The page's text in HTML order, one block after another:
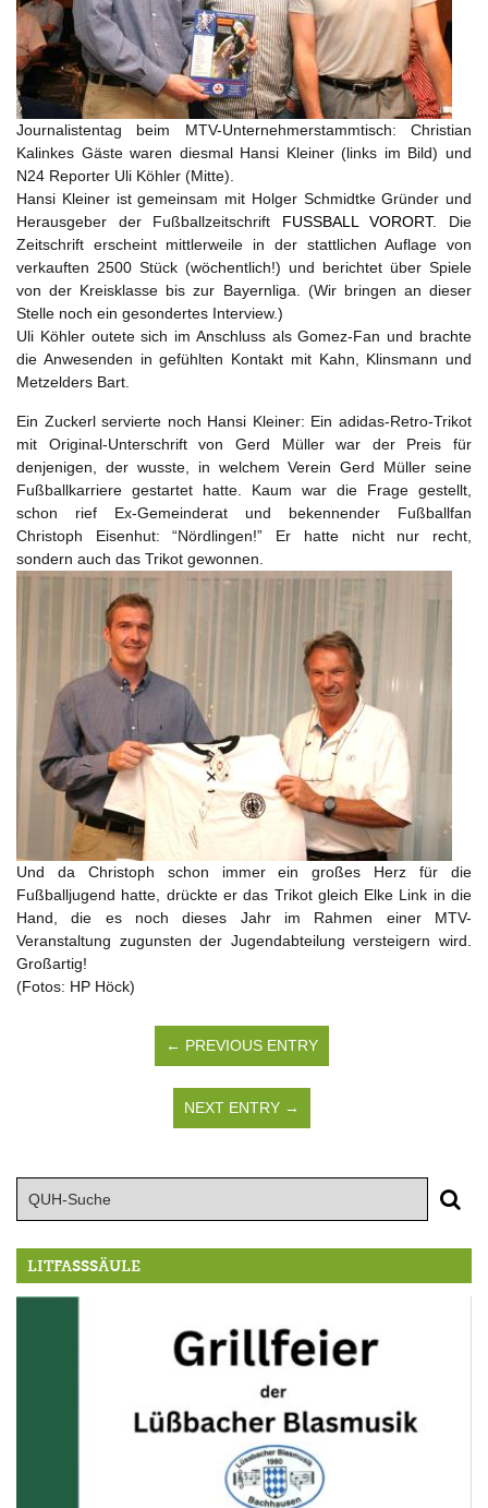
Journalistentag beim MTV-Unternehmerstammtisch: Christian
Kalinkes Gäste waren diesmal Hansi Kleiner (links im Bild) und
N24 Reporter Uli Köhler (Mitte).
Hansi Kleiner ist gemeinsam mit Holger Schmidtke Gründer und
Herausgeber der Fußballzeitschrift FUSSBALL VORORT. Die
Zeitschrift erscheint mittlerweile in der stattlichen Auflage von
verkauften 2500 Stück (wöchentlich!) und berichtet über Spiele
von der Kreisklasse bis zur Bayernliga. (Wir bringen an dieser
Stelle noch ein gesondertes Interview.)
Uli Köhler outete sich im Anschluss als Gomez-Fan und brachte
die Anwesenden in gefühlten Kontakt mit Kahn, Klinsmann und
Metzelders Bart.
Ein Zuckerl servierte noch Hansi Kleiner: Ein adidas-Retro-Trikot
mit Original-Unterschrift von Gerd Müller war der Preis für
denjenigen, der wusste, in welchem Verein Gerd Müller seine
Fußballkarriere gestartet hatte. Kaum war die Frage gestellt,
schon rief Ex-Gemeinderat und bekennender Fußballfan
Christoph Eisenhut: “Nördlingen!” Er hatte nicht nur recht,
sondern auch das Trikot gewonnen.
Und da Christoph schon immer ein großes Herz für die
Fußballjugend hatte, drückte er das Trikot gleich Elke Link in die
Hand, die es noch dieses Jahr im Rahmen einer MTV-
Veranstaltung zugunsten der Jugendabteilung versteigern wird.
Großartig!
(Fotos: HP Höck)
← PREVIOUS ENTRY
NEXT ENTRY →
LITFASSSÄULE